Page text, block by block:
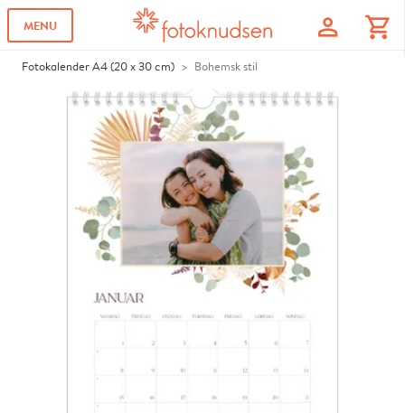
MENU profile shopping_cart
Fotokalender A4 (20 x 30 cm) Bohemsk stil